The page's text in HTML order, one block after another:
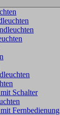
Schalter
Fernbedienung